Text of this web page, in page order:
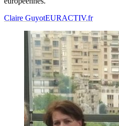
Claire GuyotEURACTIV.fr